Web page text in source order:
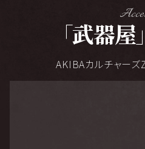
「武器屋」
AKIBAカルチャー